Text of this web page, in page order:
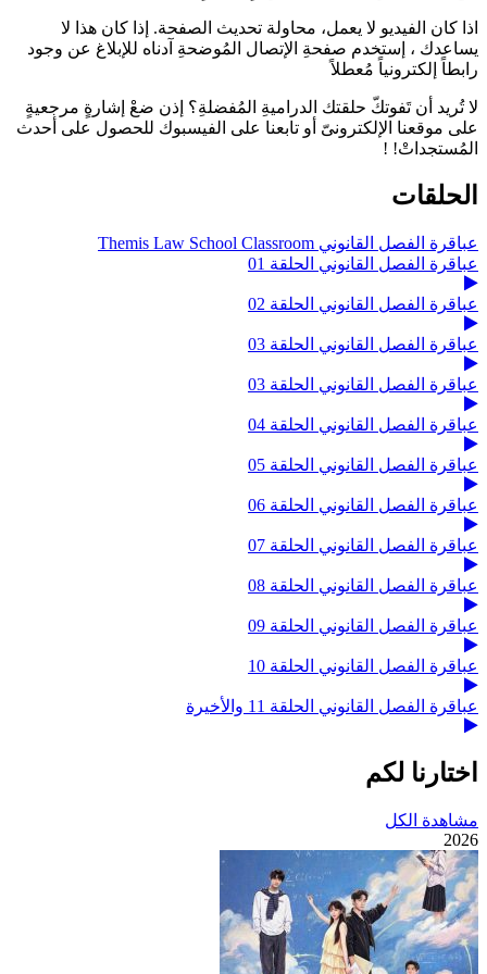
اذا كان الفيديو لا يعمل، محاولة تحديث الصفحة. إذا كان هذا لا
يساعدك ، إستخدم صفحةِ الإتصال المُوضحةِ آدناه للإبلاغ عن وجود
رابطاً إلكترونياً مُعطلاً
لا تُريد أن تَفوتكّ حلقتك الدراميةِ المُفضلةِ؟ إذن ضعْ إشارةٍ مرجعيةٍ
على موقعنا الإلكترونىّ أو تابعنا على الفيسبوك للحصول على أحدث
المُستجداتْ! !
الحلقات
عباقرة الفصل القانوني Themis Law School Classroom
عباقرة الفصل القانوني الحلقة 01
عباقرة الفصل القانوني الحلقة 02
عباقرة الفصل القانوني الحلقة 03
عباقرة الفصل القانوني الحلقة 03
عباقرة الفصل القانوني الحلقة 04
عباقرة الفصل القانوني الحلقة 05
عباقرة الفصل القانوني الحلقة 06
عباقرة الفصل القانوني الحلقة 07
عباقرة الفصل القانوني الحلقة 08
عباقرة الفصل القانوني الحلقة 09
عباقرة الفصل القانوني الحلقة 10
عباقرة الفصل القانوني الحلقة 11 والأخيرة
اختارنا لكم
مشاهدة الكل
2026